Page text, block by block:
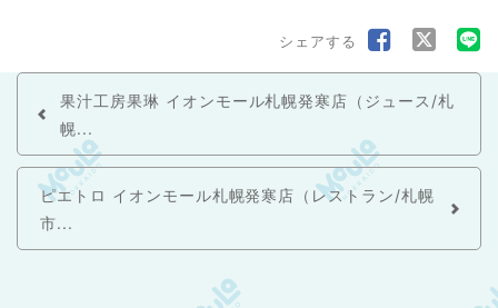
シェアする
果汁工房果琳 イオンモール札幌発寒店（ジュース/札
幌...
ピエトロ イオンモール札幌発寒店（レストラン/札幌
市...